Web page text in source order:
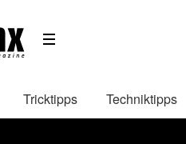
Tricktipps Techniktipps